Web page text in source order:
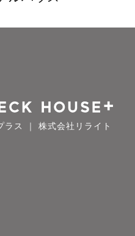
ラス ｜ 株式会社リライト